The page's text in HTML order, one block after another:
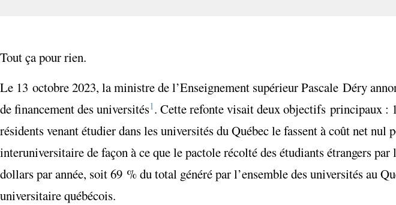
Tout ça pour rien.
Le 13 octobre 2023, la ministre de l’Enseignement supérieur Pascale Déry
de financement des universités1 . Cette refonte visait deux objectifs principaux :
résidents venant étudier dans les universités du Québec le fassent à coût net
interuniversitaire de façon à ce que le pactole récolté des étudiants étrangers
dollars par année, soit 69 % du total généré par l’ensemble des universités au
universitaire québécois.